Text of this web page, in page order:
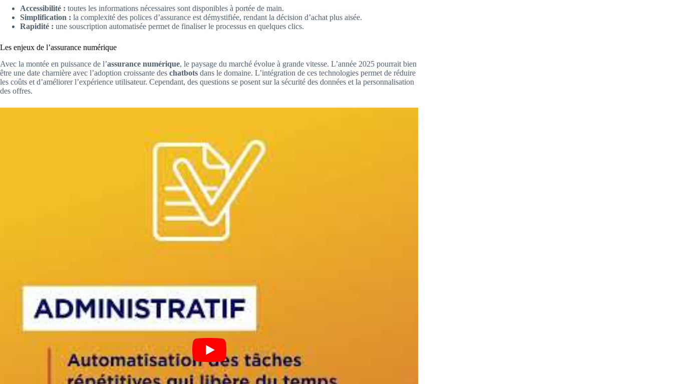
Accessibilité : toutes les informations nécessaires sont disponibles à portée de main.
Simplification : la complexité des polices d’assurance est démystifiée, rendant la décision d’achat plus aisée.
Rapidité : une souscription automatisée permet de finaliser le processus en quelques clics.
Les enjeux de l’assurance numérique
Avec la montée en puissance de l’assurance numérique, le paysage du marché évolue à grande vitesse. L’année 2025 pourrait bien
être une date charnière avec l’adoption croissante des chatbots dans le domaine. L’intégration de ces technologies permet de réduire
les coûts et d’améliorer l’expérience utilisateur. Cependant, des questions se posent sur la sécurité des données et la personnalisation
des offres.